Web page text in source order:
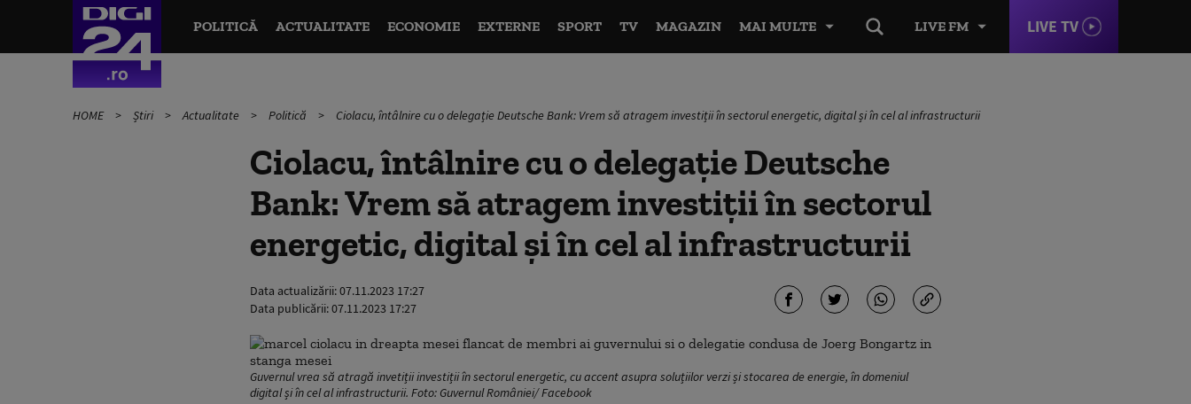
LIVE FM LIVE TV
POLITICĂ ACTUALITATE ECONOMIE EXTERNE SPORT TV MAGAZIN MAI MULTE
HOME Știri Actualitate Politică Ciolacu, întâlnire cu o delegație Deutsche Bank: Vrem să atragem investiții în sectorul energetic, digital și în cel al infrastructurii
Ciolacu, întâlnire cu o delegație Deutsche
Bank: Vrem să atragem investiții în sectorul
energetic, digital și în cel al infrastructurii
Data actualizării:07.11.2023 17:27
Data publicării:07.11.2023 17:27
Guvernul vrea să atragă invetiții investiții în sectorul energetic, cu accent asupra soluțiilor verzi și stocarea de energie, în domeniul
digital și în cel al infrastructurii. Foto: Guvernul României/ Facebook